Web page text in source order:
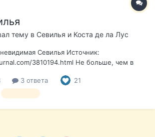
тему в Севилья и Коста де ла Лус
Севилья Источник:
3810194.html Не больше, чем в
парк, находится Эль Васие —
поселение в Европе. Первые
3 ответа 21